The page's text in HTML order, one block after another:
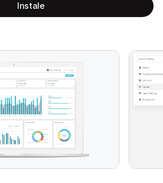
Instale